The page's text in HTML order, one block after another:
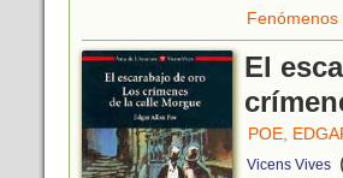
El
POE,
Vicens Vives